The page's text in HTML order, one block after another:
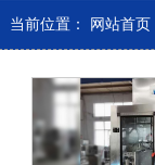
当前位置： 网站首页